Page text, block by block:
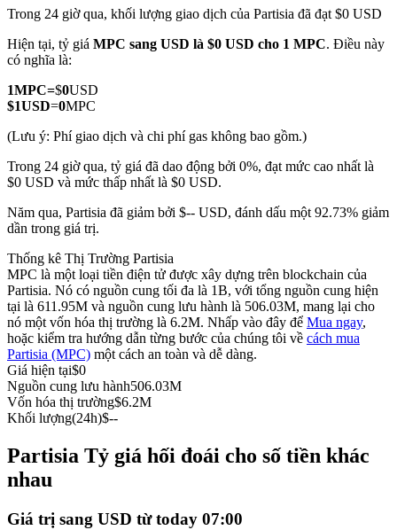
TradFi
Phái sinh cổ phiếu, ngoại hối, kim loại quý và hàng hóa
Futures sử dụng USDC làm tài sản thế chấp
Sao chép Giao dịch
Tham gia cùng các nhà giao dịch hàng đầu
Trong 24 giờ qua, khối lượng giao dịch của Partisia đã đạt $0 USD
Hiện tại, tỷ giá MPC sang USD là $0 USD cho 1 MPC. Điều này
có nghĩa là:
1MPC=$0USD
$1USD=0MPC
(Lưu ý: Phí giao dịch và chi phí gas không bao gồm.)
Trong 24 giờ qua, tỷ giá đã dao động bởi 0%, đạt mức cao nhất là
$0 USD và mức thấp nhất là $0 USD.
Năm qua, Partisia đã giảm bởi $-- USD, đánh dấu một 92.73% giảm
dần trong giá trị.
Thống kê Thị Trường Partisia
MPC là một loại tiền điện tử được xây dựng trên blockchain của
Partisia. Nó có nguồn cung tối đa là 1B, với tổng nguồn cung hiện
tại là 611.95M và nguồn cung lưu hành là 506.03M, mang lại cho
nó một vốn hóa thị trường là 6.2M. Nhấp vào đây để Mua ngay,
hoặc kiểm tra hướng dẫn từng bước của chúng tôi về cách mua
Partisia (MPC) một cách an toàn và dễ dàng.
Giá hiện tại$0
Nguồn cung lưu hành506.03M
Vốn hóa thị trường$6.2M
Khối lượng(24h)$--
Partisia Tỷ giá hối đoái cho số tiền khác
nhau
Giá trị sang USD từ today 07:00